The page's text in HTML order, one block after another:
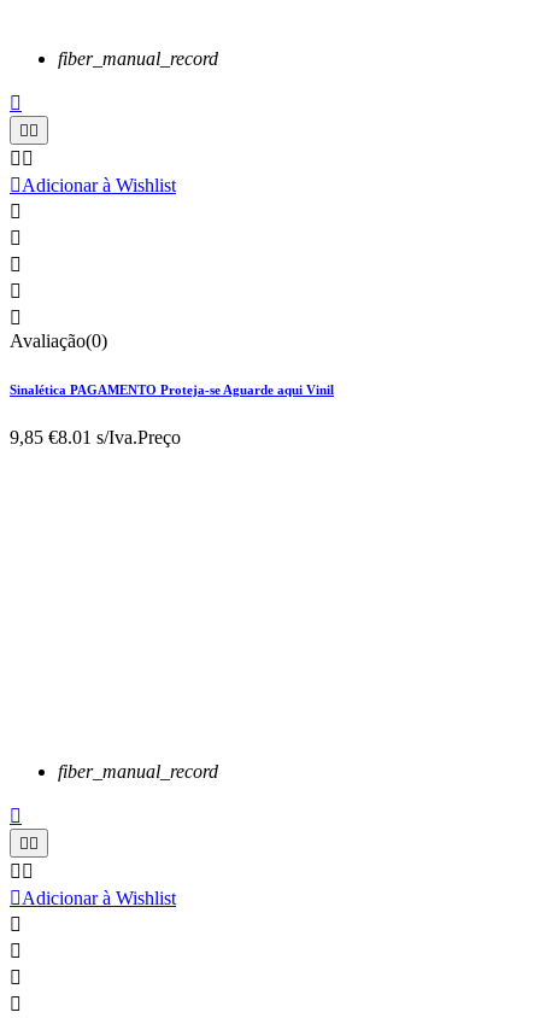
fiber_manual_record


 
Adicionar à Wishlist





Avaliação(0)
Sinalética PAGAMENTO Proteja-se Aguarde aqui Vinil
9,85 €8.01 s/Iva.Preço
fiber_manual_record


 
Adicionar à Wishlist



